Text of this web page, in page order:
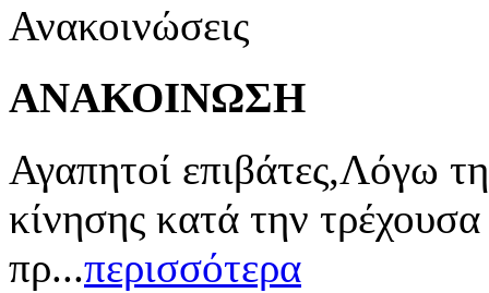
Ανακοινώσεις
ΑΝΑΚΟΙΝΩΣΗ
Αγαπητοί επιβάτες,Λόγω
κίνησης κατά την
πρ...περισσότερα